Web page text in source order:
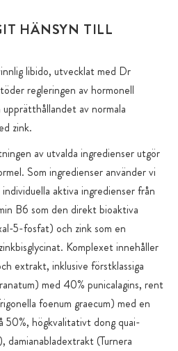
HÄNSYN TILL
libido, utvecklat med Dr
regleringen av hormonell
av normala
zink.
av utvalda ingredienser utgör
Som ingredienser använder vi
aktiva ingredienser från
B6 som den direkt bioaktiva
5-fosfat) och zink som en
Komplexet innehåller
extrakt, inklusive förstklassiga
med 40% punicalagins, rent
foenum graecum) med en
50%, högkvalitativt dong quai-
(Turnera